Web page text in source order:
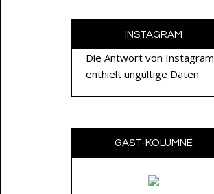
INSTAGRAM
Die Antwort von Instagram
enthielt ungültige Daten.
GAST-KOLUMNE